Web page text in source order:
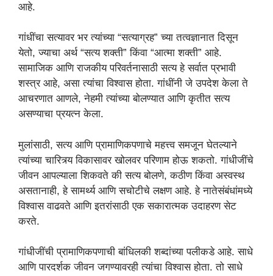
आहे.
गांधींचा सत्यावर भर त्यांच्या “सत्याग्रह” च्या तत्वज्ञानात दिसून
येतो, ज्याचा अर्थ “सत्य शक्ती” किंवा “आत्मा शक्ती” आहे.
सामाजिक आणि राजकीय परिवर्तनासाठी सत्य हे सर्वात प्रभावी
शस्त्र आहे, असा त्यांचा विश्वास होता. गांधींनी जे उपदेश केला ते
आचरणात आणले, नेहमी त्यांच्या बोलण्यात आणि कृतीत सत्य
असण्याचा प्रयत्न केला.
मुलांसाठी, सत्य आणि प्रामाणिकपणाचे महत्त्व समजून घेतल्याने
त्यांच्या चारित्र्य विकासावर खोलवर परिणाम होऊ शकतो. गांधीजींचे
जीवन आपल्याला शिकवते की सत्य बोलणे, कठीण किंवा अस्वस्थ
असतानाही, हे सामर्थ्य आणि सचोटीचे लक्षण आहे. हे नातेसंबंधांमध्ये
विश्वास वाढवते आणि इतरांसाठी एक सकारात्मक उदाहरण सेट
करते.
गांधीजींची प्रामाणिकपणाची बांधिलकी शब्दांच्या पलीकडे आहे. साधे
आणि पारदर्शक जीवन जगण्यावरही त्यांचा विश्वास होता. तो साधे